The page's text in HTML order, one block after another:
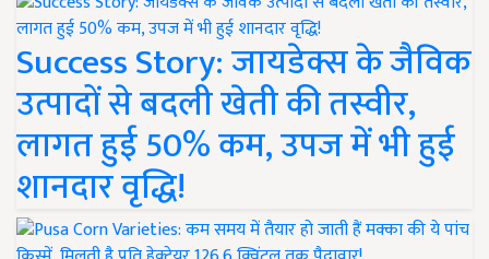
Success Story: जायडेक्स के जैविक
उत्पादों से बदली खेती की तस्वीर,
लागत हुई 50% कम, उपज में भी हुई
शानदार वृद्धि!